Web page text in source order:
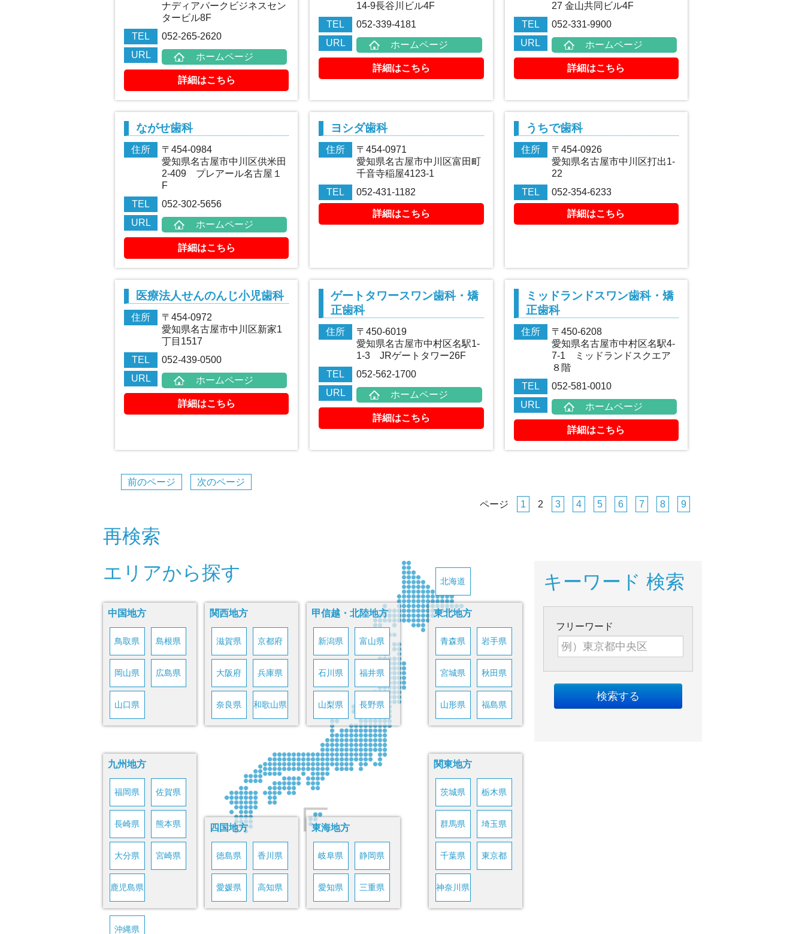
ナディアパークビジネスセン
タービル8F
TEL
052-265-2620
URL
ホームページ
詳細はこちら
14-9長谷川ビル4F
TEL
052-339-4181
URL
ホームページ
詳細はこちら
27 金山共同ビル4F
TEL
052-331-9900
URL
ホームページ
詳細はこちら
ながせ歯科
住所
〒454-0984
愛知県名古屋市中川区供米田
2-409 プレアール名古屋１
F
TEL
052-302-5656
URL
ホームページ
詳細はこちら
ヨシダ歯科
住所
〒454-0971
愛知県名古屋市中川区富田町
千音寺稲屋4123-1
TEL
052-431-1182
詳細はこちら
うちで歯科
住所
〒454-0926
愛知県名古屋市中川区打出1-
22
TEL
052-354-6233
詳細はこちら
医療法人せんのんじ小児歯科
住所
〒454-0972
愛知県名古屋市中川区新家1
丁目1517
TEL
052-439-0500
URL
ホームページ
詳細はこちら
ゲートタワースワン歯科・矯
正歯科
住所
〒450-6019
愛知県名古屋市中村区名駅1-
1-3 JRゲートタワー26F
TEL
052-562-1700
URL
ホームページ
詳細はこちら
ミッドランドスワン歯科・矯
正歯科
住所
〒450-6208
愛知県名古屋市中村区名駅4-
7-1 ミッドランドスクエア
８階
TEL
052-581-0010
URL
ホームページ
詳細はこちら
前のページ 次のページ
ページ 1 2 3 4 5 6 7 8 9
再検索
キーワード 検索
フリーワード
エリアから探す 北海道
東北地方
青森県 岩手県
宮城県 秋田県
山形県 福島県
関東地方
茨城県 栃木県
群馬県 埼玉県
千葉県 東京都
神奈川県
甲信越・北陸地方
新潟県 富山県
石川県 福井県
山梨県 長野県
東海地方
岐阜県 静岡県
愛知県 三重県
関西地方
滋賀県 京都府
大阪府 兵庫県
奈良県 和歌山県
中国地方
鳥取県 島根県
岡山県 広島県
山口県
四国地方
徳島県 香川県
愛媛県 高知県
九州地方
福岡県 佐賀県
長崎県 熊本県
大分県 宮崎県
鹿児島県
沖縄県